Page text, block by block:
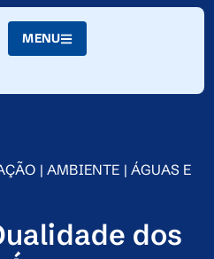
MENU
|AMBIENTE |ÁGUAS E
dos